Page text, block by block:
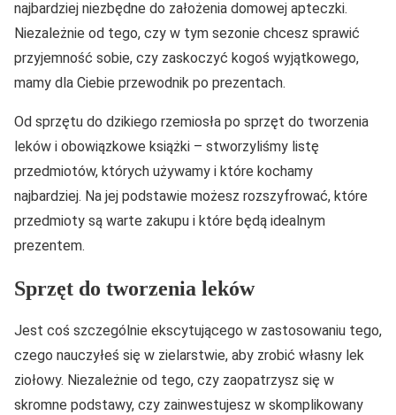
najbardziej niezbędne do założenia domowej apteczki.
Niezależnie od tego, czy w tym sezonie chcesz sprawić
przyjemność sobie, czy zaskoczyć kogoś wyjątkowego,
mamy dla Ciebie przewodnik po prezentach.
Od sprzętu do dzikiego rzemiosła po sprzęt do tworzenia
leków i obowiązkowe książki – stworzyliśmy listę
przedmiotów, których używamy i które kochamy
najbardziej. Na jej podstawie możesz rozszyfrować, które
przedmioty są warte zakupu i które będą idealnym
prezentem.
Sprzęt do tworzenia leków
Jest coś szczególnie ekscytującego w zastosowaniu tego,
czego nauczyłeś się w zielarstwie, aby zrobić własny lek
ziołowy. Niezależnie od tego, czy zaopatrzysz się w
skromne podstawy, czy zainwestujesz w skomplikowany